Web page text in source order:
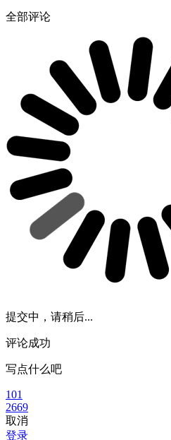
全部评论
提交中，请稍后...
评论成功
写点什么吧
101
2669
取消
登录